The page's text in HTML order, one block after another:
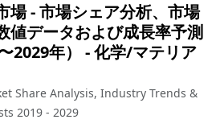
場 - 市場シェア分析、市場
値データおよび成長率予測
2029年）
‐化学/マテリア
Share Analysis, Industry Trends &
2019 - 2029